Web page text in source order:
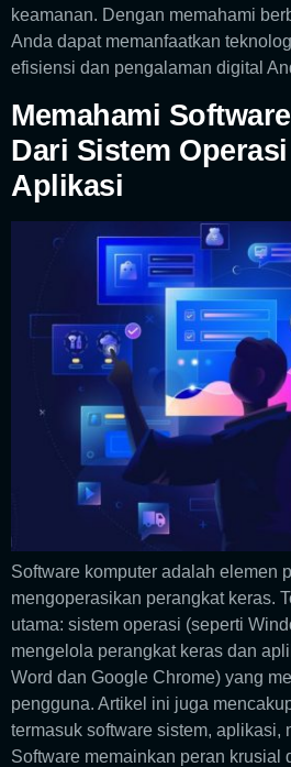
keamanan. Dengan memahami
Anda dapat memanfaatkan
efisiensi dan pengalaman digital
Memahami
Dari Sistem
Aplikasi
Software komputer adalah elemen
mengoperasikan perangkat keras.
utama: sistem operasi (seperti
mengelola perangkat keras dan
Word dan Google Chrome) yang
pengguna. Artikel ini juga
termasuk software sistem, aplikasi,
Software memainkan peran krusial